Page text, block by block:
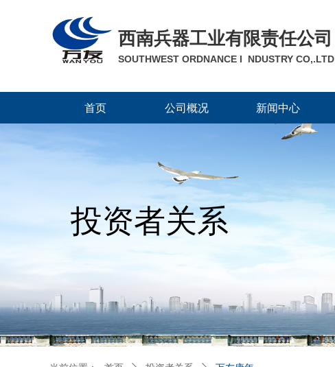
西南兵器工业有限责任公司
SOUTHWEST ORDNANCE I NDUSTRY CO,.LTD
首页 公司概况 新闻中心
投资者关系